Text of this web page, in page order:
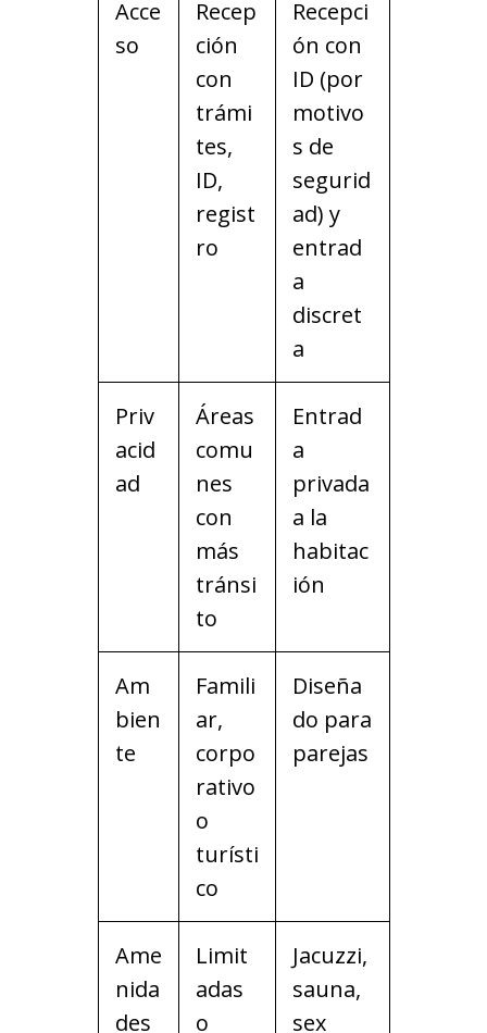
Acce
so
Recep
ción
con
trámi
tes,
ID,
regist
ro
Recepci
ón con
ID (por
motivo
s de
segurid
ad) y
entrad
a
discret
a
Priv
acid
ad
Áreas
comu
nes
con
más
tránsi
to
Entrad
a
privada
a la
habitac
ión
Am
bien
te
Famili
ar,
corpo
rativo
o
turísti
co
Diseña
do para
parejas
Ame
nida
des
Limit
adas
o
Jacuzzi,
sauna,
sex